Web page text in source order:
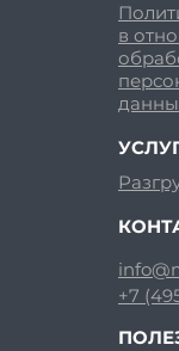
в
+7